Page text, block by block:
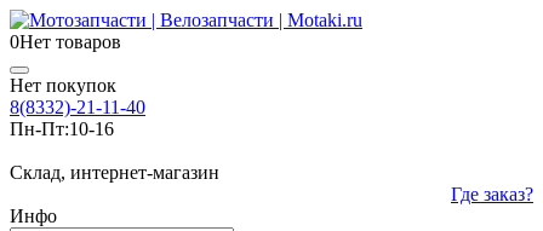
0Нет товаров
Нет покупок
8(8332)-21-11-40
Пн-Пт:10-16
Склад, интернет-магазин
Где заказ?
Инфо